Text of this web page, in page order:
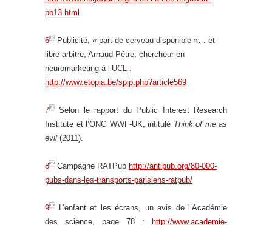
pb13.html
6 Publicité, « part de cerveau disponible »… et
libre-arbitre, Arnaud Pêtre, chercheur en
neuromarketing à l’UCL :
http://www.etopia.be/spip.php?article569
7 Selon le rapport du Public Interest Research
Institute et l’ONG WWF-UK, intitulé Think of me as
evil (2011).
8 Campagne RATPub http://antipub.org/80-000-
pubs-dans-les-transports-parisiens-ratpub/
9
L’enfant et les écrans, un avis de l’Académie
des science, page 78 :
http://www.academie-